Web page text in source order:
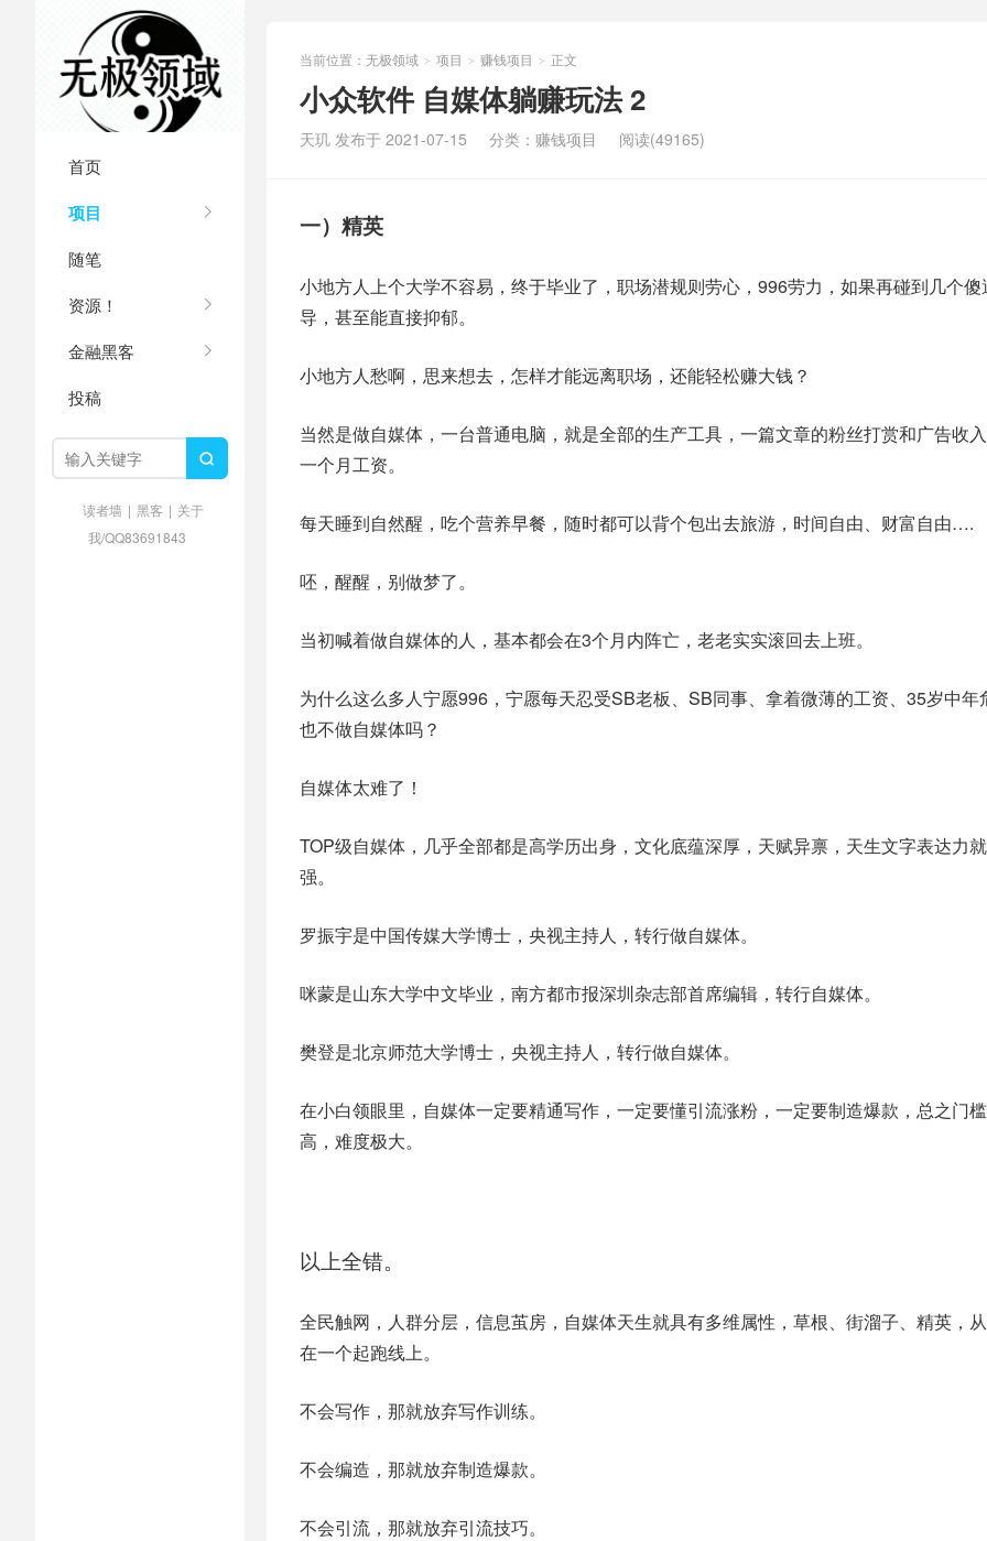
首页
项目
随笔
资源！
金融黑客
投稿

读者墙 | 黑客 | 关于
我/QQ83691843
当前位置： 无极领域 > 项目 > 赚钱项目 > 正文
小众软件 自媒体躺赚玩法 2
天玑 发布于 2021-07-15 分类： 赚钱项目 阅读(49165)
一）精英
小地方人上个大学不容易，终于毕业了，职场潜规则劳心，996劳力，如果再碰到几个傻
导，甚至能直接抑郁。
小地方人愁啊，思来想去，怎样才能远离职场，还能轻松赚大钱？
当然是做自媒体，一台普通电脑，就是全部的生产工具，一篇文章的粉丝打赏和广告收
一个月工资。
每天睡到自然醒，吃个营养早餐，随时都可以背个包出去旅游，时间自由、财富自由….
呸，醒醒，别做梦了。
当初喊着做自媒体的人，基本都会在3个月内阵亡，老老实实滚回去上班。
为什么这么多人宁愿996，宁愿每天忍受SB老板、SB同事、拿着微薄的工资、35岁中年
也不做自媒体吗？
自媒体太难了！
TOP级自媒体，几乎全部都是高学历出身，文化底蕴深厚，天赋异禀，天生文字表达力
强。
罗振宇是中国传媒大学博士，央视主持人，转行做自媒体。
咪蒙是山东大学中文毕业，南方都市报深圳杂志部首席编辑，转行自媒体。
樊登是北京师范大学博士，央视主持人，转行做自媒体。
在小白领眼里，自媒体一定要精通写作，一定要懂引流涨粉，一定要制造爆款，总之门
高，难度极大。
以上全错。
全民触网，人群分层，信息茧房，自媒体天生就具有多维属性，草根、街溜子、精英，
在一个起跑线上。
不会写作，那就放弃写作训练。
不会编造，那就放弃制造爆款。
不会引流，那就放弃引流技巧。